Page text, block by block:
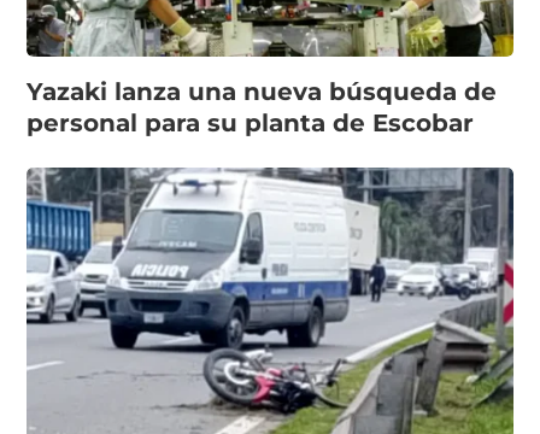
Yazaki lanza una nueva búsqueda de
personal para su planta de Escobar